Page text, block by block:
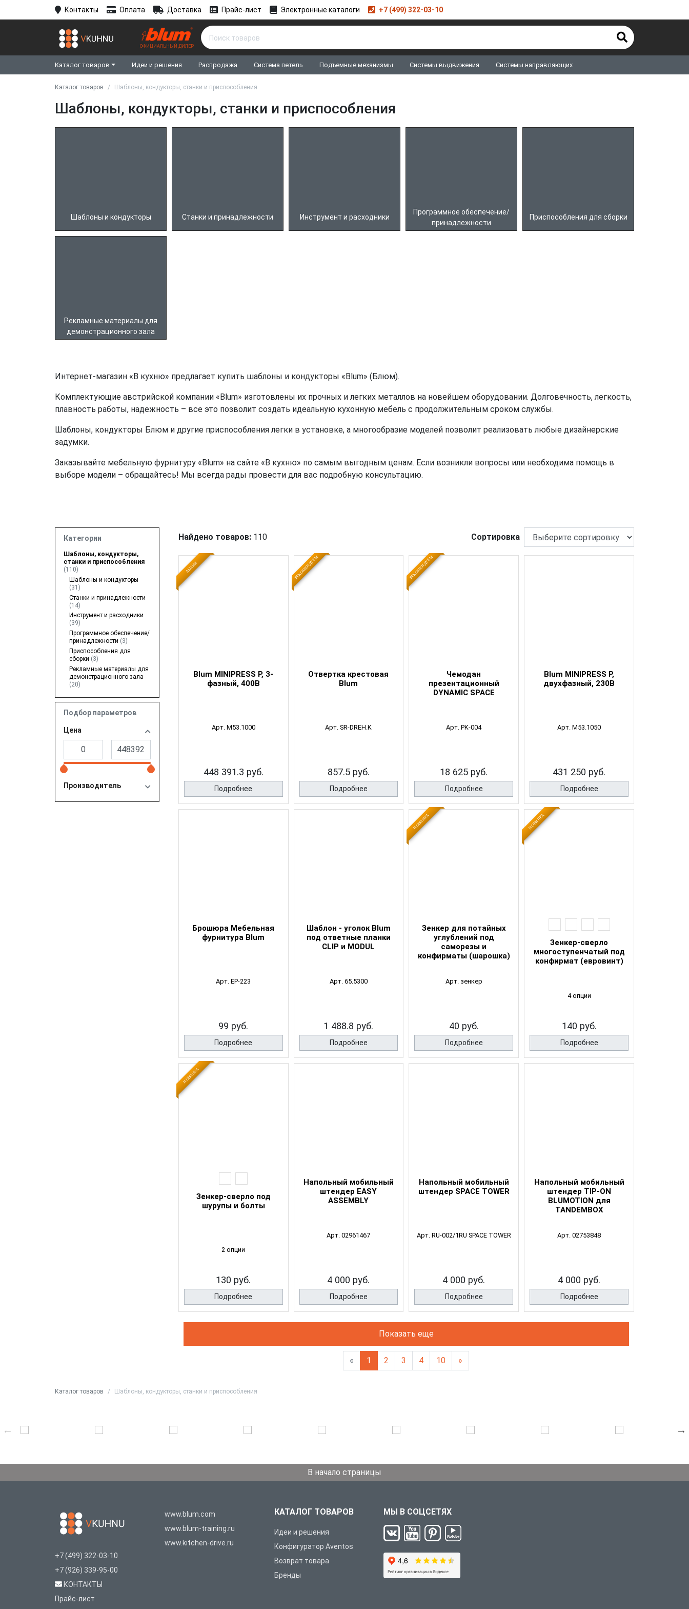
Контакты Оплата Доставка Прайс-лист Электронные каталоги +7 (499) 322-03-10
ОФИЦИАЛЬНЫЙ ДИЛЕР
Каталог товаров Идеи и решения Распродажа Система петель Подъемные механизмы Системы выдвижения Системы направляющих
Каталог товаров Шаблоны, кондукторы, станки и приспособления
Шаблоны, кондукторы, станки и приспособления
Шаблоны и кондукторы Станки и принадлежности Инструмент и расходники
Программное обеспечение/
принадлежности
Приспособления для сборки
Рекламные материалы для
демонстрационного зала
Интернет-магазин «В кухню» предлагает купить шаблоны и кондукторы «Blum» (Блюм).
Комплектующие австрийской компании «Blum» изготовлены их прочных и легких металлов на новейшем оборудовании. Долговечность, легкость,
плавность работы, надежность – все это позволит создать идеальную кухонную мебель с продолжительным сроком службы.
Шаблоны, кондукторы Блюм и другие приспособления легки в установке, а многообразие моделей позволит реализовать любые дизайнерские
задумки.
Заказывайте мебельную фурнитуру «Blum» на сайте «В кухню» по самым выгодным ценам. Если возникли вопросы или необходима помощь в
выборе модели – обращайтесь! Мы всегда рады провести для вас подробную консультацию.
Категории
Шаблоны, кондукторы,
станки и приспособления
(110)
Шаблоны и кондукторы
(31)
Станки и принадлежности
(14)
Инструмент и расходники
(39)
Программное обеспечение/
принадлежности (3)
Приспособления для
сборки (3)
Рекламные материалы для
демонстрационного зала
(20)
Подбор параметров
Цена
Производитель
Найдено товаров:110 Сортировка
АКЦИЯ
Blum MINIPRESS P, 3-
фазный, 400В
Арт. M53.1000
448 391.3 руб.
Подробнее
РЕКОМЕНДУЕМ
Отвертка крестовая
Blum
Арт. SR-DREH.K
857.5 руб.
Подробнее
РЕКОМЕНДУЕМ
Чемодан
презентационный
DYNAMIC SPACE
Арт. PK-004
18 625 руб.
Подробнее
Blum MINIPRESS P,
двухфазный, 230В
Арт. M53.1050
431 250 руб.
Подробнее
Брошюра Мебельная
фурнитура Blum
Арт. EP-223
99 руб.
Подробнее
Шаблон - уголок Blum
под ответные планки
CLIP и MODUL
Арт. 65.5300
1 488.8 руб.
Подробнее
НОВИНКА
Зенкер для потайных
углублений под
саморезы и
конфирматы (шарошка)
Арт. зенкер
40 руб.
Подробнее
НОВИНКА
Зенкер-сверло
многоступенчатый под
конфирмат (евровинт)
4 опции
140 руб.
Подробнее
НОВИНКА
Зенкер-сверло под
шурупы и болты
2 опции
130 руб.
Подробнее
Напольный мобильный
штендер EASY
ASSEMBLY
Арт. 02961467
4 000 руб.
Подробнее
Напольный мобильный
штендер SPACE TOWER
Арт. RU-002/1RU SPACE TOWER
4 000 руб.
Подробнее
Напольный мобильный
штендер TIP-ON
BLUMOTION для
TANDEMBOX
Арт. 02753848
4 000 руб.
Подробнее
Показать еще
« 1 2 3 4 10 »
Каталог товаров Шаблоны, кондукторы, станки и приспособления
В начало страницы
+7 (499) 322-03-10
+7 (926) 339-95-00
КОНТАКТЫ
Прайс-лист
www.blum.com
www.blum-training.ru
www.kitchen-drive.ru
КАТАЛОГ ТОВАРОВ
Идеи и решения
Конфигуратор Aventos
Возврат товара
Бренды
МЫ В СОЦСЕТЯХ